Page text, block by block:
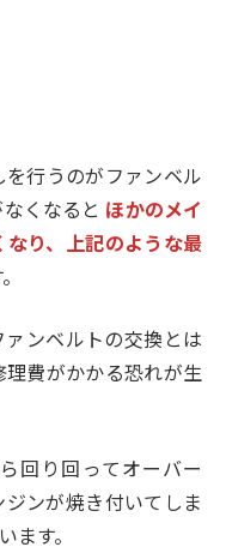
行うのがファンベル
くなると ほかのメイ
り、上記のような最
ンベルトの交換とは
費がかかる恐れが生
回り回ってオーバー
ンが焼き付いてしま
ます。